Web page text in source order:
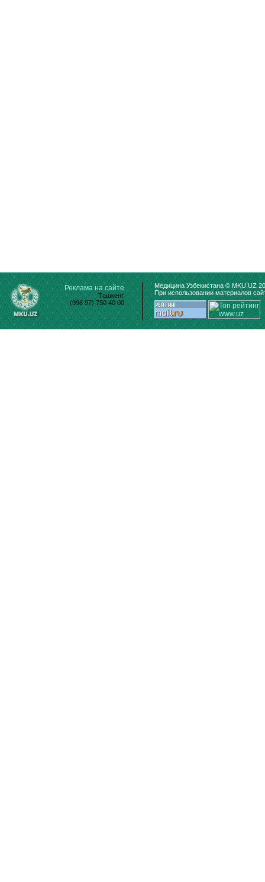
Реклама на сайте
Ташкент
(998 97) 750 40 00
Медицина Узбекистана © MKU.UZ
При использовании материалов